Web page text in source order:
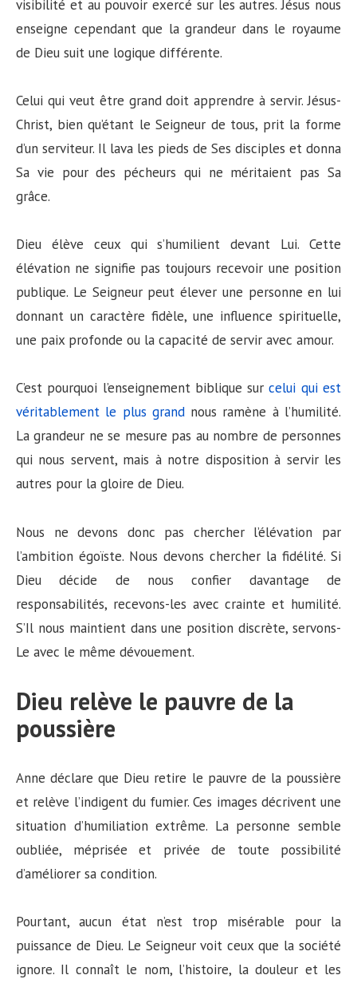
visibilité et au pouvoir exercé sur les autres. Jésus nous
enseigne cependant que la grandeur dans le royaume
de Dieu suit une logique différente.
Celui qui veut être grand doit apprendre à servir. Jésus-
Christ, bien qu’étant le Seigneur de tous, prit la forme
d’un serviteur. Il lava les pieds de Ses disciples et donna
Sa vie pour des pécheurs qui ne méritaient pas Sa
grâce.
Dieu élève ceux qui s’humilient devant Lui. Cette
élévation ne signifie pas toujours recevoir une position
publique. Le Seigneur peut élever une personne en lui
donnant un caractère fidèle, une influence spirituelle,
une paix profonde ou la capacité de servir avec amour.
C’est pourquoi l’enseignement biblique surcelui qui est
véritablement le plus grandnous ramène à l’humilité.
La grandeur ne se mesure pas au nombre de personnes
qui nous servent, mais à notre disposition à servir les
autres pour la gloire de Dieu.
Nous ne devons donc pas chercher l’élévation par
l’ambition égoïste. Nous devons chercher la fidélité. Si
Dieu décide de nous confier davantage de
responsabilités, recevons-les avec crainte et humilité.
S’Il nous maintient dans une position discrète, servons-
Le avec le même dévouement.
Dieu relève le pauvre de la
poussière
Anne déclare que Dieu retire le pauvre de la poussière
et relève l’indigent du fumier. Ces images décrivent une
situation d’humiliation extrême. La personne semble
oubliée, méprisée et privée de toute possibilité
d’améliorer sa condition.
Pourtant, aucun état n’est trop misérable pour la
puissance de Dieu. Le Seigneur voit ceux que la société
ignore. Il connaît le nom, l’histoire, la douleur et les